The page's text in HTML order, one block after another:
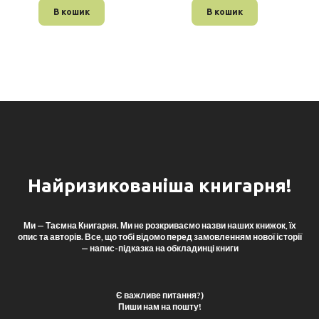
В кошик В кошик
Найризикованіша книгарня!
Ми — Таємна Книгарня. Ми не розкриваємо назви наших книжок, їх
опис та авторів. Все, що тобі відомо перед замовленням нової історії
— напис-підказка на обкладинці книги
Є важливе питання?)
Пиши нам на пошту!